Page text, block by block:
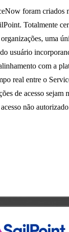
foram criados
Totalmente
uma
usuário
com a
real entre o
de acesso sejam
não